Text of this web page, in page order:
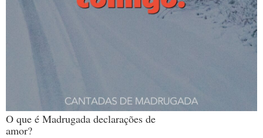
O que é Madrugada declarações de
amor?